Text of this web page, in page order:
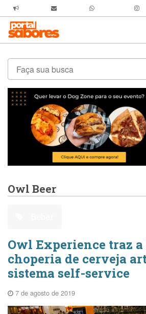
Owl Beer
Owl Experience traz a
choperia de cerveja
sistema self-service
7 de agosto de 2019